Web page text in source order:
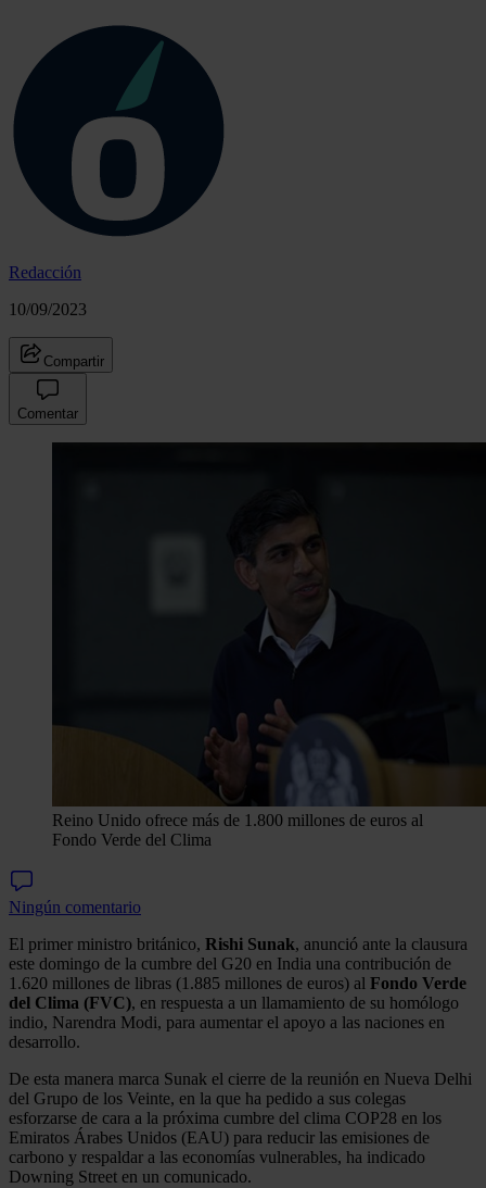
Redacción
10/09/2023
Compartir
Comentar
Reino Unido ofrece más de 1.800 millones de euros al
Fondo Verde del Clima
Ningún comentario
El primer ministro británico, Rishi Sunak, anunció ante la clausura
este domingo de la cumbre del G20 en India una contribución de
1.620 millones de libras (1.885 millones de euros) al Fondo Verde
del Clima (FVC), en respuesta a un llamamiento de su homólogo
indio, Narendra Modi, para aumentar el apoyo a las naciones en
desarrollo.
De esta manera marca Sunak el cierre de la reunión en Nueva Delhi
del Grupo de los Veinte, en la que ha pedido a sus colegas
esforzarse de cara a la próxima cumbre del clima COP28 en los
Emiratos Árabes Unidos (EAU) para reducir las emisiones de
carbono y respaldar a las economías vulnerables, ha indicado
Downing Street en un comunicado.